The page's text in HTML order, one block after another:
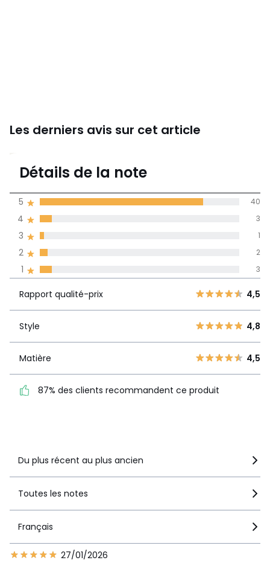
Les derniers avis sur cet article
4,5
de moyenne
obtenue sur
1
3
4,5
4,8
4,5
recommandent ce produit
Détails de la note
1 3
2 2
3 1
4 3
5 40
Rapport qualité-prix 4,5
Style 4,8
Matière 4,5
87% des clients recommandent ce produit
Du plus récent au plus ancien
Toutes les notes
Français
27/01/2026